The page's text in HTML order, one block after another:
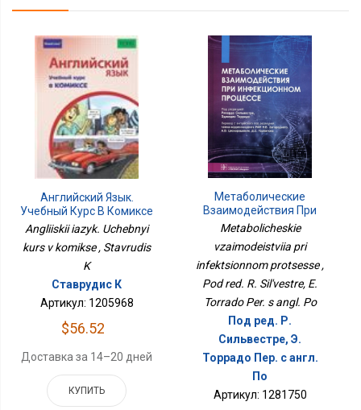
Английский Язык.
Учебный Курс В Комиксе
Angliiskii iazyk. Uchebnyi
kurs v komikse , Stavrudis
K
Ставрудис К
Артикул: 1205968
$56.52
Доставка за 14–20 дней
КУПИТЬ
Метаболические
Взаимодействия При
Инфекционном
Metabolicheskie
vzaimodeistviia pri
infektsionnom protsesse ,
Pod red. R. Sil'vestre, E.
Torrado Per. s angl. Po
Под ред. Р.
Сильвестре, Э.
Торрадо Пер. с англ.
По
Артикул: 1281750